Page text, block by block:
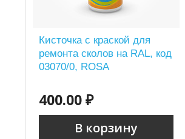
Кисточка с краской для
ремонта сколов на RAL, код
03070/0, ROSA
400.00 ₽
В корзину